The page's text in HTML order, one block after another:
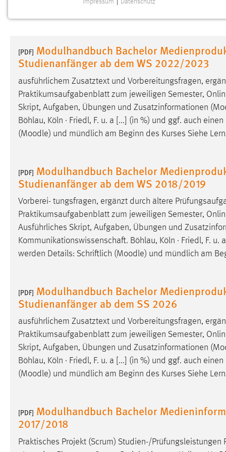
[PDF] Modulhandbuch Bachelor
Studienanfänger ab dem WS 2022/2023
ausführlichem Zusatztext und Vorbereitungsfragen,
Praktikumsaufgabenblatt zum jeweiligen Semester,
Skript, Aufgaben, Übungen und Zusatzinformationen (
Böhlau, Köln · Friedl, F. u. a [...] (in %) und ggf. auch
(Moodle) und mündlich am Beginn des Kurses Siehe
[PDF] Modulhandbuch Bachelor
Studienanfänger ab dem WS 2018/2019
Vorberei- tungsfragen, ergänzt durch ältere
Praktikumsaufgabenblatt zum jeweiligen Semester,
Ausführliches Skript, Aufgaben, Übungen und
Kommunikationswissenschaft. Böhlau, Köln · Friedl, F.
werden Details: Schriftlich (Moodle) und mündlich am
[PDF] Modulhandbuch Bachelor
Studienanfänger ab dem SS 2026
ausführlichem Zusatztext und Vorbereitungsfragen,
Praktikumsaufgabenblatt zum jeweiligen Semester,
Skript, Aufgaben, Übungen und Zusatzinformationen (
Böhlau, Köln · Friedl, F. u. a [...] (in %) und ggf. auch
(Moodle) und mündlich am Beginn des Kurses Siehe
[PDF] Modulhandbuch Bachelor
2017/2018
Praktisches Projekt (Scrum) Studien-/
Website erforderlich.
Einverständnis
Name: cookie_consent
Zweck:
ausgewählten Einverständnis-Optionen
des Benutzers
Performance
Name: staticfilecache
Zweck:
Für performante Seitenauslieferung wird
eingeloggt ist.
Name: site-language-preference
Sprache der Website.
Cookie Laufzeit: 30 Tage
Chat
5e9dbeb1811c0446
nutzen zu können.
Impressum Datenschutz